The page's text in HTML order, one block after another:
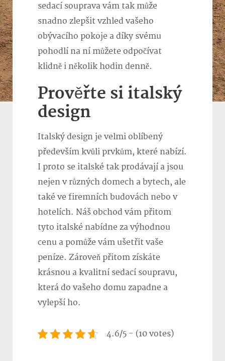
sedací souprava vám tak může
snadno zlepšit vzhled vašeho
obývacího pokoje a díky svému
pohodlí na ní můžete odpočívat
klidně i několik hodin denně.
Prověřte si italský
design
Italský design je velmi oblíbený
především kvůli prvkům, které nabízí.
I proto se italské tak prodávají a jsou
nejen v různých domech a bytech, ale
také ve firemních budovách nebo v
hotelích. Náš obchod vám přitom
tyto italské nabídne za výhodnou
cenu a pomůže vám ušetřit vaše
peníze. Zároveň přitom získáte
krásnou a kvalitní sedací soupravu,
která do vašeho domu zapadne a
vylepší ho.
4.6/5 - (10 votes)